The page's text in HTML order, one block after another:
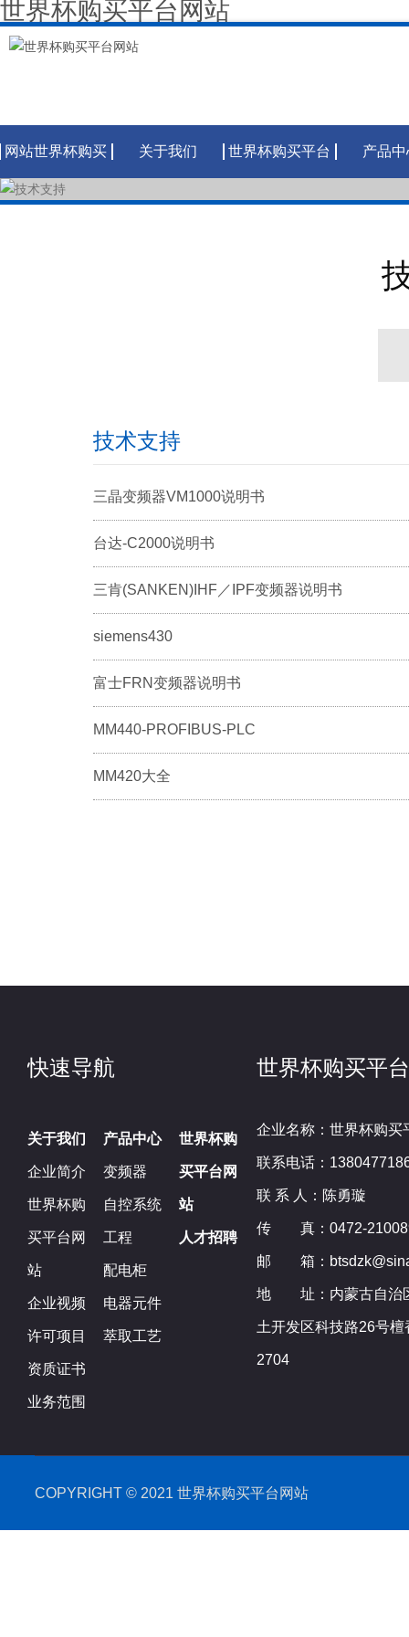
世界杯购买平台网站
网站世界杯购买
平台网站
关于我们 世界杯购买平台
网站
产品中
技术支持
三晶变频器VM1000说明书
台达-C2000说明书
三肯(SANKEN)IHF／IPF变频器说明书
siemens430
富士FRN变频器说明书
MM440-PROFIBUS-PLC
MM420大全
快速导航
关于我们
企业简介
世界杯购
买平台网
站
企业视频
许可项目
资质证书
业务范围
产品中心
变频器
自控系统
工程
配电柜
电器元件
萃取工艺
世界杯购
买平台网
站
人才招聘
世界杯购买平
企业名称：世界杯购买
联系电话：
联 系 人：陈勇璇
传 真：0472-
邮 箱：
地 址：内蒙古自治
土开发区科技路26号檀
2704
COPYRIGHT ©️ 2021 世界杯购买平台网站